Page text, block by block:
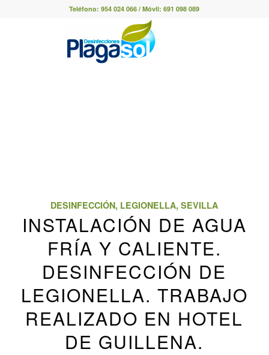
Teléfono:954 024 066 / Móvil:691 098 089
DESINFECCIÓN, LEGIONELLA,SEVILLA
INSTALACIÓN DE AGUA
FRÍA Y CALIENTE.
DESINFECCIÓN DE
LEGIONELLA. TRABAJO
REALIZADO EN HOTEL
DE GUILLENA.